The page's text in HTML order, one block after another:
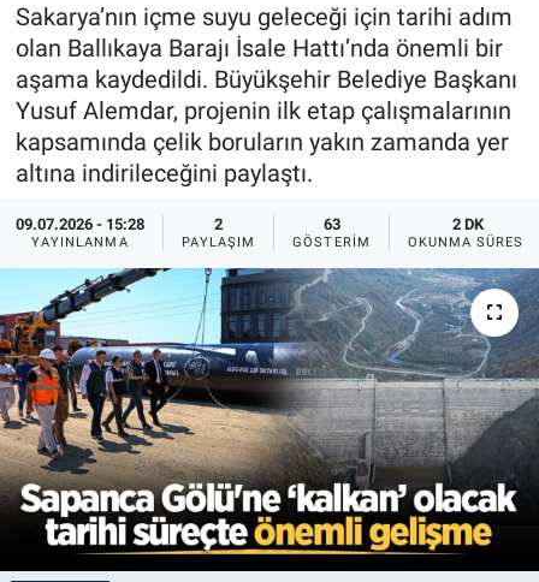
Sakarya’nın içme suyu geleceği için tarihi adım
olan Ballıkaya Barajı İsale Hattı’nda önemli bir
aşama kaydedildi. Büyükşehir Belediye Başkanı
Yusuf Alemdar, projenin ilk etap çalışmalarının
kapsamında çelik boruların yakın zamanda yer
altına indirileceğini paylaştı.
09.07.2026 - 15:28
YAYINLANMA
2
PAYLAŞIM
63
GÖSTERIM
2 DK
OKUNMA SÜRESI